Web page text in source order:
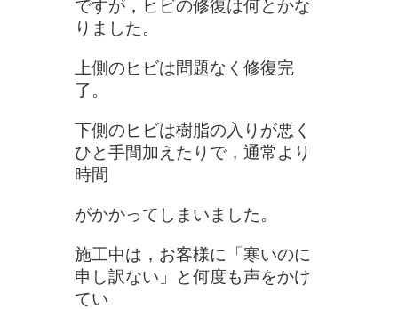
ですが，ヒビの修復は何とかな
りました。
上側のヒビは問題なく修復完
了。
下側のヒビは樹脂の入りが悪く
ひと手間加えたりで，通常より
時間
がかかってしまいました。
施工中は，お客様に「寒いのに
申し訳ない」と何度も声をかけ
てい